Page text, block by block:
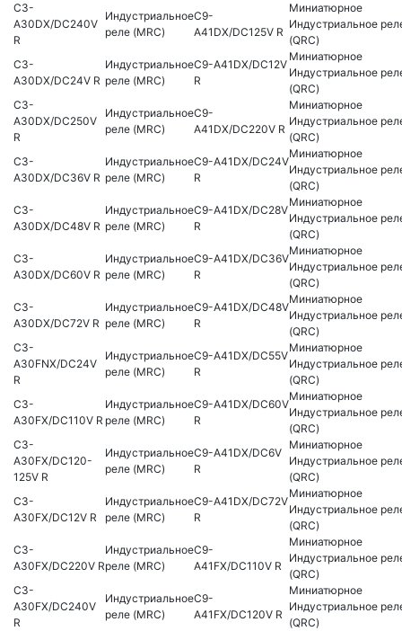
C3-
A30DX/DC240V
R
Индустриальное
реле (MRC)
C9-
A41DX/DC125V R
Миниатюрное
Индустриальное
(QRC)
C3-
A30DX/DC24V R
Индустриальное
реле (MRC)
C9-A41DX/DC12V
R
Миниатюрное
Индустриальное
(QRC)
C3-
A30DX/DC250V
R
Индустриальное
реле (MRC)
C9-
A41DX/DC220V R
Миниатюрное
Индустриальное
(QRC)
C3-
A30DX/DC36V R
Индустриальное
реле (MRC)
C9-A41DX/DC24V
R
Миниатюрное
Индустриальное
(QRC)
C3-
A30DX/DC48V R
Индустриальное
реле (MRC)
C9-A41DX/DC28V
R
Миниатюрное
Индустриальное
(QRC)
C3-
A30DX/DC60V R
Индустриальное
реле (MRC)
C9-A41DX/DC36V
R
Миниатюрное
Индустриальное
(QRC)
C3-
A30DX/DC72V R
Индустриальное
реле (MRC)
C9-A41DX/DC48V
R
Миниатюрное
Индустриальное
(QRC)
C3-
A30FNX/DC24V
R
Индустриальное
реле (MRC)
C9-A41DX/DC55V
R
Миниатюрное
Индустриальное
(QRC)
C3-
A30FX/DC110V R
Индустриальное
реле (MRC)
C9-A41DX/DC60V
R
Миниатюрное
Индустриальное
(QRC)
C3-
A30FX/DC120-
125V R
Индустриальное
реле (MRC)
C9-A41DX/DC6V
R
Миниатюрное
Индустриальное
(QRC)
C3-
A30FX/DC12V R
Индустриальное
реле (MRC)
C9-A41DX/DC72V
R
Миниатюрное
Индустриальное
(QRC)
C3-
A30FX/DC220V R
Индустриальное
реле (MRC)
C9-
A41FX/DC110V R
Миниатюрное
Индустриальное
(QRC)
C3-
A30FX/DC240V
R
Индустриальное
реле (MRC)
C9-
A41FX/DC120V R
Миниатюрное
Индустриальное
(QRC)